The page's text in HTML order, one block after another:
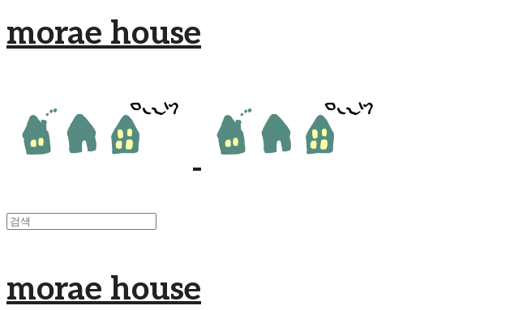
morae house
morae house